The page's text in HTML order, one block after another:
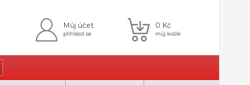
Můj účet
přihlásit se
0 Kč
můj košík